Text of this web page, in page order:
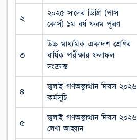
২
২০২৫ সালের ডিগ্রি (পাস
কোর্স) ১ম বর্ষ ফরম পূরণ
৩
উচ্চ মাধ্যমিক একাদশ শ্রেণির
বার্ষিক পরীক্ষার ফলাফল
সংক্রান্ত
৪
জুলাই গণঅভ্যুত্থান দিবস ২০২৬
কর্মসূচি
৫
জুলাই গণঅভ্যুত্থান দিবস ২০২৬
লেখা আহ্বান